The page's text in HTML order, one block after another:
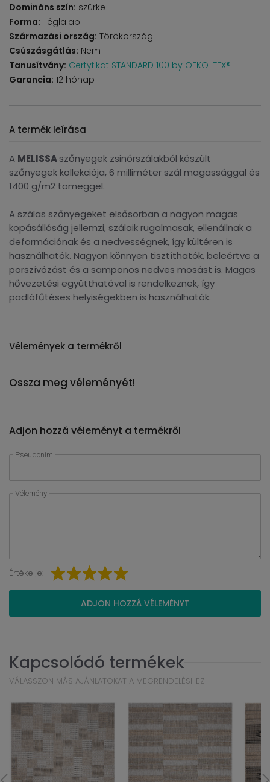
Domináns szín: szürke
Forma: Téglalap
Származási ország: Törökország
Csúszásgátlás: Nem
Tanusítvány: Certyfikat STANDARD 100 by OEKO-TEX®
Garancia: 12 hónap
A termék leírása
A MELISSAszőnyegek zsinórszálakból készült
szőnyegek kollekciója, 6 milliméter szál magassággal és
1400 g/m2 tömeggel.
A szálas szőnyegeket elsősorban a nagyon magas
kopásállóság jellemzi, szálaik rugalmasak, ellenállnak a
deformációnak és a nedvességnek, így kültéren is
használhatók. Nagyon könnyen tisztíthatók, beleértve a
porszívózást és a samponos nedves mosást is. Magas
hővezetési együtthatóval is rendelkeznek, így
padlófűtéses helyiségekben is használhatók.
Vélemények a termékről
Ossza meg véleményét!
Adjon hozzá véleményt a termékről
Pseudonim
Vélemény
Értékelje:
ADJON HOZZÁ VÉLEMÉNYT
Kapcsolódó termékek
VÁLASSZON MÁS AJÁNLATOKAT A MEGRENDELÉSHEZ